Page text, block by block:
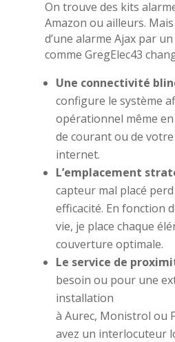
On trouve des kits
Amazon ou ailleurs.
d’une alarme Ajax par
comme GregElec43
Une connectivité
configure le système
opérationnel même
de courant ou de
internet.
L’emplacement
capteur mal placé perd
efficacité. En fonction
vie, je place chaque
couverture optimale.
Le service de
besoin ou pour une
installation
à Aurec, Monistrol ou
avez un interlocuteur